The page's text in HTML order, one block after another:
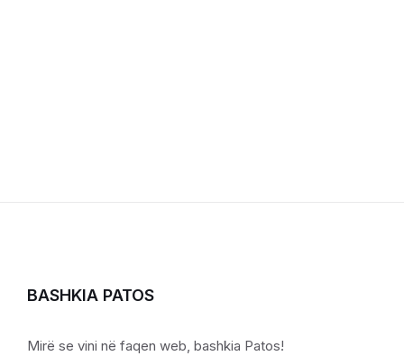
BASHKIA PATOS
Mirë se vini në faqen web, bashkia Patos!